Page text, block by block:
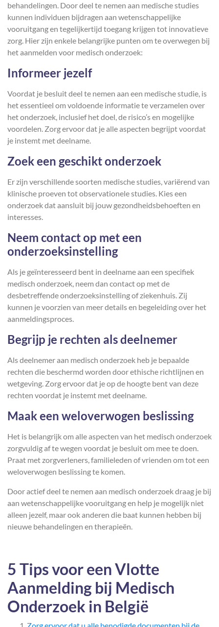
behandelingen. Door deel te nemen aan medische studies
kunnen individuen bijdragen aan wetenschappelijke
vooruitgang en tegelijkertijd toegang krijgen tot innovatieve
zorg. Hier zijn enkele belangrijke punten om te overwegen bij
het aanmelden voor medisch onderzoek:
Informeer jezelf
Voordat je besluit deel te nemen aan een medische studie, is
het essentieel om voldoende informatie te verzamelen over
het onderzoek, inclusief het doel, de risico’s en mogelijke
voordelen. Zorg ervoor dat je alle aspecten begrijpt voordat
je instemt met deelname.
Zoek een geschikt onderzoek
Er zijn verschillende soorten medische studies, variërend van
klinische proeven tot observationele studies. Kies een
onderzoek dat aansluit bij jouw gezondheidsbehoeften en
interesses.
Neem contact op met een
onderzoeksinstelling
Als je geïnteresseerd bent in deelname aan een specifiek
medisch onderzoek, neem dan contact op met de
desbetreffende onderzoeksinstelling of ziekenhuis. Zij
kunnen je voorzien van meer details en begeleiding over het
aanmeldingsproces.
Begrijp je rechten als deelnemer
Als deelnemer aan medisch onderzoek heb je bepaalde
rechten die beschermd worden door ethische richtlijnen en
wetgeving. Zorg ervoor dat je op de hoogte bent van deze
rechten voordat je instemt met deelname.
Maak een weloverwogen beslissing
Het is belangrijk om alle aspecten van het medisch onderzoek
zorgvuldig af te wegen voordat je besluit om mee te doen.
Praat met zorgverleners, familieleden of vrienden om tot een
weloverwogen beslissing te komen.
Door actief deel te nemen aan medisch onderzoek draag je bij
aan wetenschappelijke vooruitgang en help je mogelijk niet
alleen jezelf, maar ook anderen die baat kunnen hebben bij
nieuwe behandelingen en therapieën.
5 Tips voor een Vlotte
Aanmelding bij Medisch
Onderzoek in België